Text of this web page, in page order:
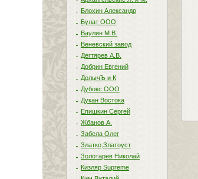
Блохин Александр
Булат ООО
Ваулин М.В.
Веневский завод
Дегтярев А.В.
Добрин Евгений
ДолычЪ и К
Дубокс ООО
Дукан Востока
Епишкин Сергей
Жбанов А.
Забела Олег
Златко,Златоуст
Золотарев Николай
Кизляр Supreme